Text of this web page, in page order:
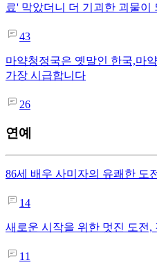
료' 막았더니 더 기괴한 괴물이
43
마약청정국은 옛말인 한국,마
가장 시급합니다
26
연예
86세 배우 사미자의 유쾌한 도
14
새로운 시작을 위한 멋진 도전,
11